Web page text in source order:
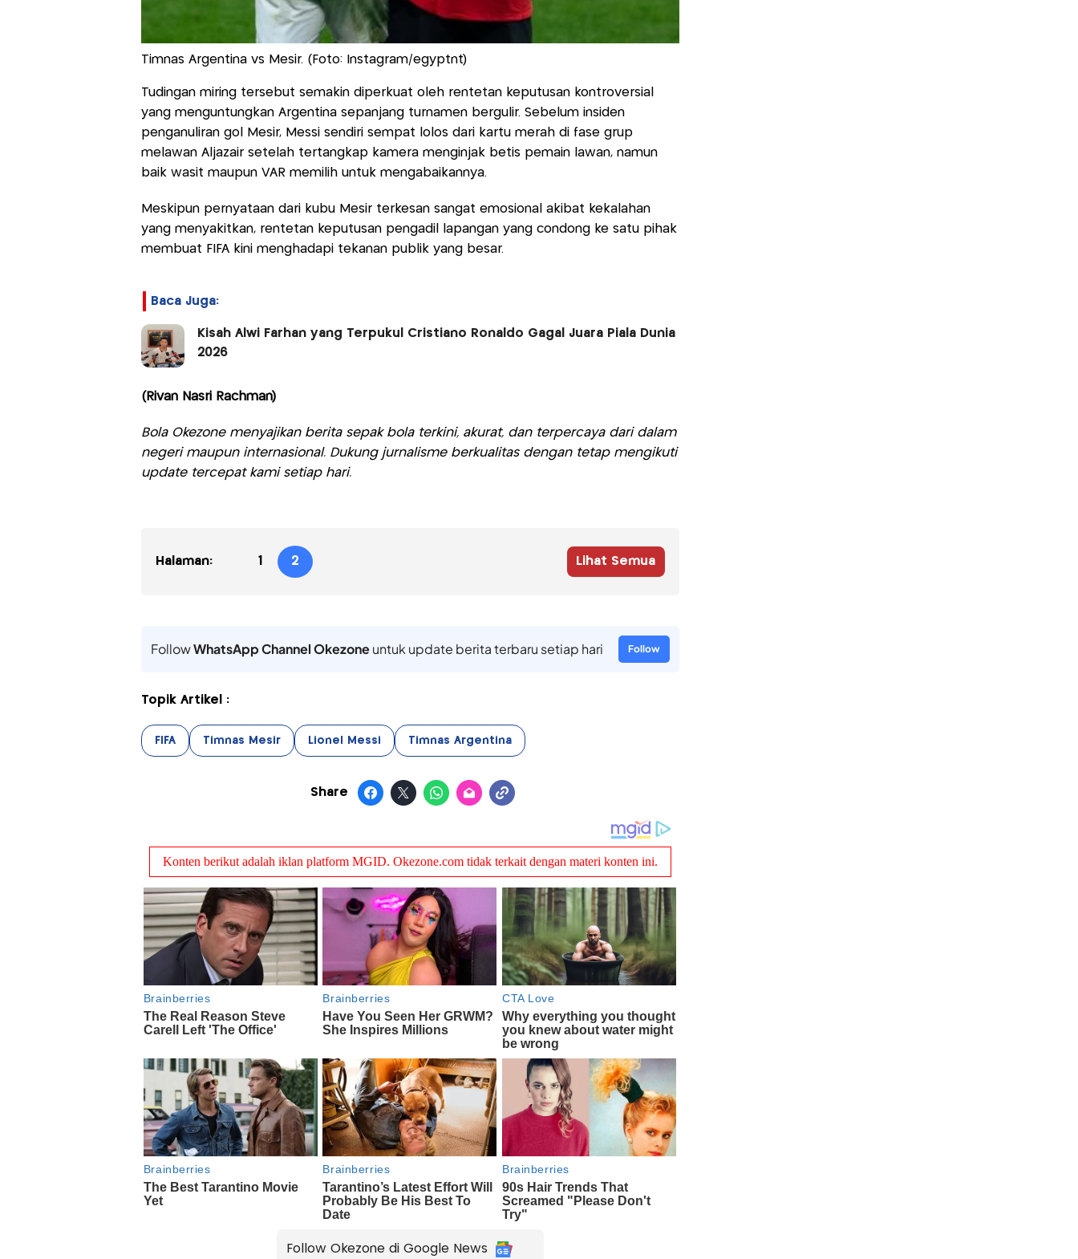
Timnas Argentina vs Mesir. (Foto: Instagram/egyptnt)
Tudingan miring tersebut semakin diperkuat oleh rentetan keputusan kontroversial
yang menguntungkan Argentina sepanjang turnamen bergulir. Sebelum insiden
penganuliran gol Mesir, Messi sendiri sempat lolos dari kartu merah di fase grup
melawan Aljazair setelah tertangkap kamera menginjak betis pemain lawan, namun
baik wasit maupun VAR memilih untuk mengabaikannya.
Meskipun pernyataan dari kubu Mesir terkesan sangat emosional akibat kekalahan
yang menyakitkan, rentetan keputusan pengadil lapangan yang condong ke satu pihak
membuat FIFA kini menghadapi tekanan publik yang besar.
Baca Juga:
Kisah Alwi Farhan yang Terpukul Cristiano Ronaldo Gagal Juara Piala Dunia
2026
(Rivan Nasri Rachman)
Bola Okezone menyajikan berita sepak bola terkini, akurat, dan terpercaya dari dalam
negeri maupun internasional. Dukung jurnalisme berkualitas dengan tetap mengikuti
update tercepat kami setiap hari.
Halaman: 1 2 Lihat Semua
FollowWhatsApp Channel Okezoneuntuk update berita terbaru setiap hari Follow
Topik Artikel :
FIFA Timnas Mesir Lionel Messi Timnas Argentina
Share
Follow Okezone di Google News